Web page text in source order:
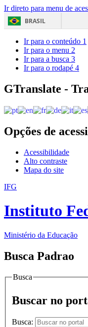
Ir direto para menu de
BRASIL
Ir para o conteúdo 1
Ir para o menu 2
Ir para a busca 3
Ir para o rodapé 4
GTranslate -
Opções de
Acessibilidade
Alto contraste
Mapa do site
IFG
Instituto
Ministério da Educação
Busca Padrao
Busca
Buscar no
Busca: